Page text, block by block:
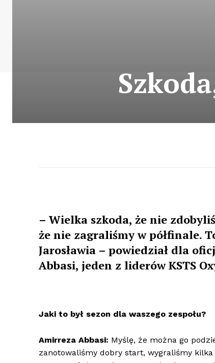
– Wielka szkoda, że nie
że nie zagraliśmy w półfinale.
Jarosławia – powiedział dla
Abbasi, jeden z liderów KSTS
Jaki to był sezon dla waszego zespołu?
Amirreza Abbasi: Myślę, że można go
zanotowaliśmy dobry start, wygraliśmy